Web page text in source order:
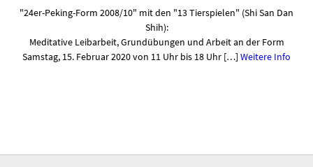
"24er-Peking-Form 2008/10" mit den "13 Tierspielen" (Shi San Dan
Shih):
Meditative Leibarbeit, Grundübungen und Arbeit an der Form
Samstag, 15. Februar 2020 von 11 Uhr bis 18 Uhr […] Weitere Info